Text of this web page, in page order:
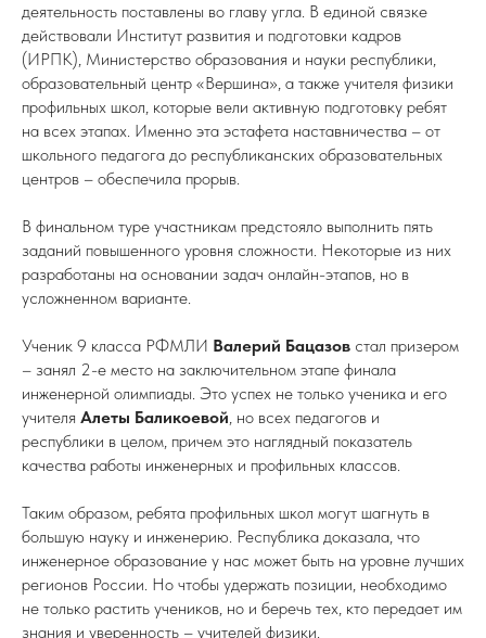
деятельность поставлены во главу угла. В единой связке
действовали Институт развития и подготовки кадров
(ИРПК), Министерство образования и науки республики,
образовательный центр «Вершина», а также учителя физики
профильных школ, которые вели активную подготовку ребят
на всех этапах. Именно эта эстафета наставничества – от
школьного педагога до республиканских образовательных
центров – обеспечила прорыв.
В финальном туре участникам предстояло выполнить пять
заданий повышенного уровня сложности. Некоторые из них
разработаны на основании задач онлайн-этапов, но в
усложненном варианте.
Ученик 9 класса РФМЛИ Валерий Бацазов стал призером
– занял 2-е место на заключительном этапе финала
инженерной олимпиады. Это успех не только ученика и его
учителя Алеты Баликоевой, но всех педагогов и
республики в целом, причем это наглядный показатель
качества работы инженерных и профильных классов.
Таким образом, ребята профильных школ могут шагнуть в
большую науку и инженерию. Республика доказала, что
инженерное образование у нас может быть на уровне лучших
регионов России. Но чтобы удержать позиции, необходимо
не только растить учеников, но и беречь тех, кто передает им
знания и уверенность – учителей физики.